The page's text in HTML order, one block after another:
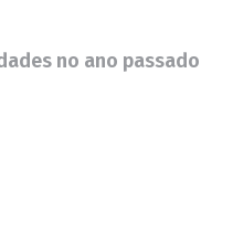
no ano passado